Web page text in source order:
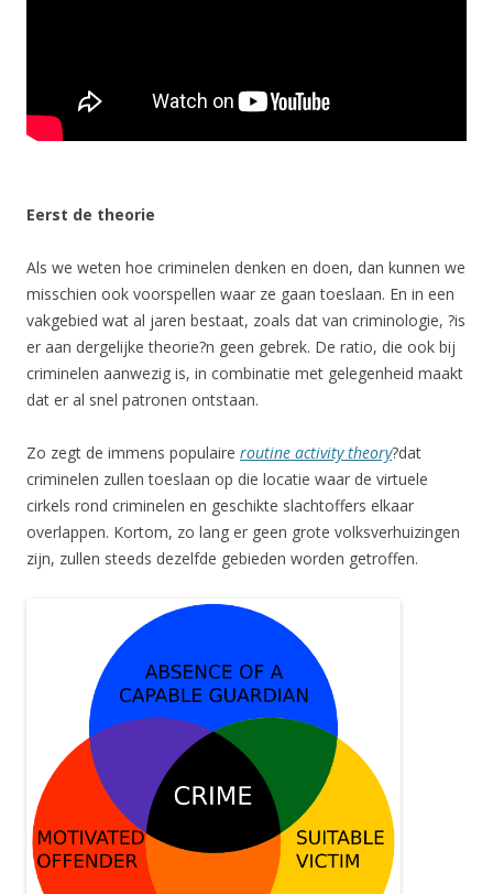
Eerst de theorie
Als we weten hoe criminelen denken en doen, dan kunnen we
misschien ook voorspellen waar ze gaan toeslaan. En in een
vakgebied wat al jaren bestaat, zoals dat van criminologie, ?is
er aan dergelijke theorie?n geen gebrek. De ratio, die ook bij
criminelen aanwezig is, in combinatie met gelegenheid maakt
dat er al snel patronen ontstaan.
Zo zegt de immens populaire routine activity theory?dat
criminelen zullen toeslaan op die locatie waar de virtuele
cirkels rond criminelen en geschikte slachtoffers elkaar
overlappen. Kortom, zo lang er geen grote volksverhuizingen
zijn, zullen steeds dezelfde gebieden worden getroffen.